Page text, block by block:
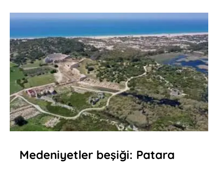
Medeniyetler beşiği: Patara